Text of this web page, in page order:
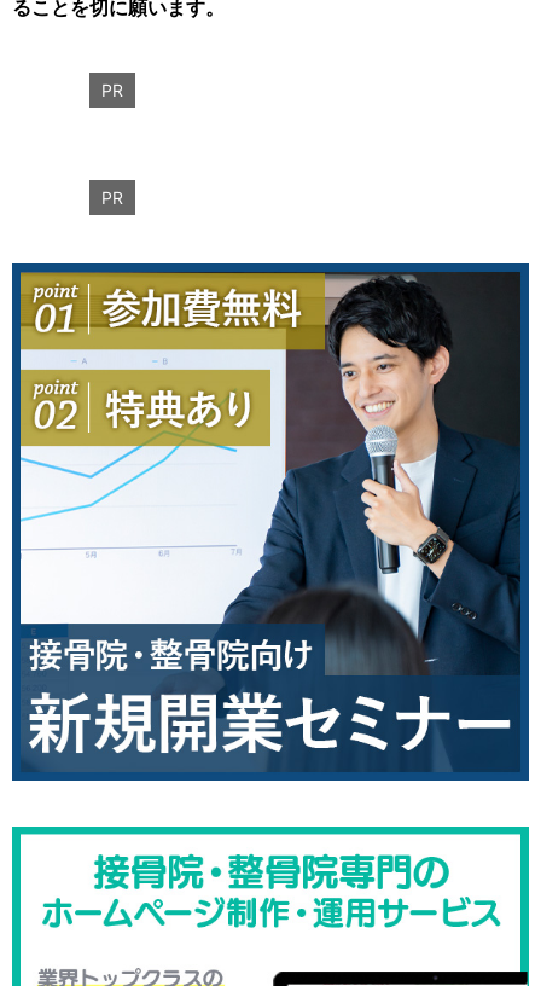
ることを切に願います。
PR
PR